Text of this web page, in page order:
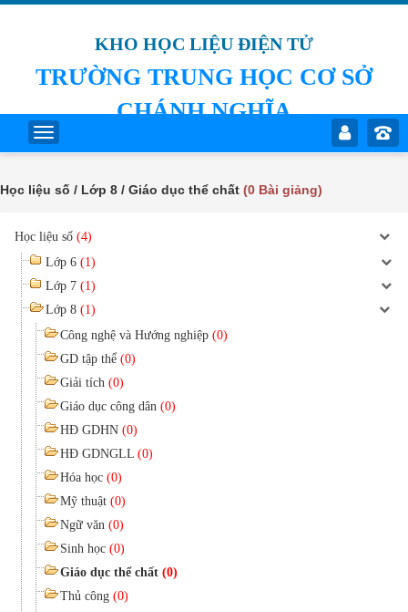
KHO HỌC LIỆU ĐIỆN TỬ
TRƯỜNG TRUNG HỌC CƠ SỞ
CHÁNH NGHĨA
Học liệu số / Lớp 8 / Giáo dục thể chất (0 Bài giảng)
Học liệu số (4)
Lớp 6 (1)
Lớp 7 (1)
Lớp 8 (1)
Công nghệ và Hướng nghiệp (0)
GD tập thể (0)
Giải tích (0)
Giáo dục công dân (0)
HĐ GDHN (0)
HĐ GDNGLL (0)
Hóa học (0)
Mỹ thuật (0)
Ngữ văn (0)
Sinh học (0)
Giáo dục thể chất (0)
Thủ công (0)